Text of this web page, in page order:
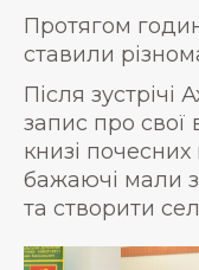
Протягом
ставили
Після
запис про
книзі почесних
бажаючі мали
та створити